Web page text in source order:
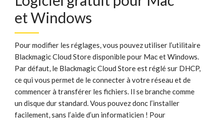
et Windows
Pour modifier les réglages, vous pouvez utiliser l’utilitaire
Blackmagic Cloud Store disponible pour Mac et Windows.
Par défaut, le Blackmagic Cloud Store est réglé sur DHCP,
ce qui vous permet de le connecter à votre réseau et de
commencer à transférer les fichiers. Il se branche comme
un disque dur standard. Vous pouvez donc l’installer
facilement, sans l’aide d’un informaticien ! Pour